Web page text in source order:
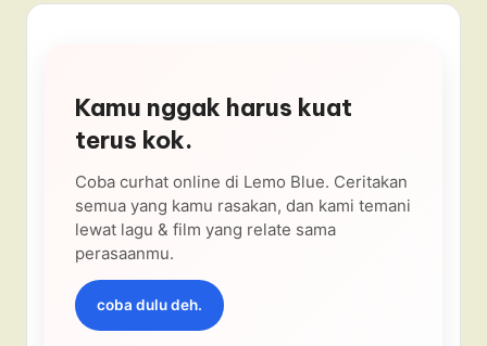
Kamu nggak harus kuat
terus kok.
Coba curhat online di Lemo Blue. Ceritakan
semua yang kamu rasakan, dan kami temani
lewat lagu & film yang relate sama
perasaanmu.
coba dulu deh.